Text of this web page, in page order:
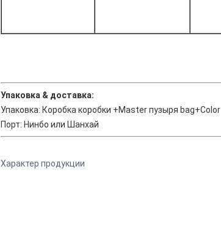
Упаковка & доставка:
Упаковка: Коробка коробки +Master пузыря bag+Color
Порт: Нинбо или Шанхай
Характер продукции